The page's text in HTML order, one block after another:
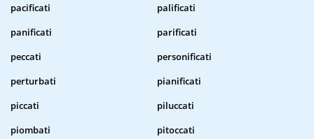
pacificati
palificati
panificati
parificati
peccati
personificati
perturbati
pianificati
piccati
piluccati
piombati
pitoccati